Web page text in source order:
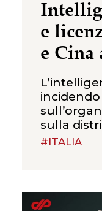
e
e Cina
sulla
mansioni.
più
#ITALIA